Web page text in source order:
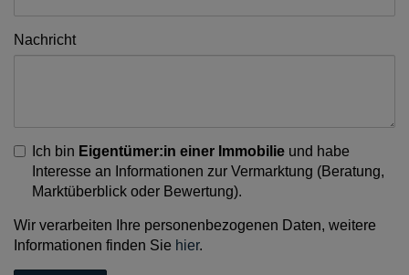
Nachricht
Ich bin Eigentümer:in einer Immobilie und habe
Interesse an Informationen zur Vermarktung (Beratung,
Marktüberblick oder Bewertung).
Wir verarbeiten Ihre personenbezogenen Daten, weitere
Informationen finden Sie hier.